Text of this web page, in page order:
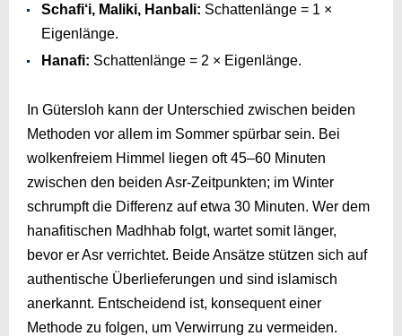
Schafi‘i, Maliki, Hanbali: Schattenlänge = 1 ×
Eigenlänge.
Hanafi: Schattenlänge = 2 × Eigenlänge.
In Gütersloh kann der Unterschied zwischen beiden
Methoden vor allem im Sommer spürbar sein. Bei
wolkenfreiem Himmel liegen oft 45–60 Minuten
zwischen den beiden Asr-Zeitpunkten; im Winter
schrumpft die Differenz auf etwa 30 Minuten. Wer dem
hanafitischen Madhhab folgt, wartet somit länger,
bevor er Asr verrichtet. Beide Ansätze stützen sich auf
authentische Überlieferungen und sind islamisch
anerkannt. Entscheidend ist, konsequent einer
Methode zu folgen, um Verwirrung zu vermeiden.